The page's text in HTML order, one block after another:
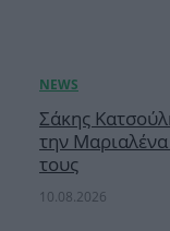
Σάκης
την
τους
10.08.2026